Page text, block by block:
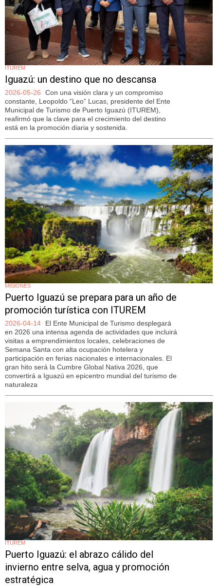
ITUREM
Iguazú: un destino que no descansa
2026-05-26
Con una visión clara y un compromiso
constante, Leopoldo “Leo” Lucas, presidente del Ente
Municipal de Turismo de Puerto Iguazú (ITUREM),
reafirmó que la clave para el crecimiento del destino
está en la promoción diaria y sostenida.
MISIONES
Puerto Iguazú se prepara para un año de
promoción turística con ITUREM
2026-04-14
El Ente Municipal de Turismo desplegará
en 2026 una intensa agenda de actividades que incluirá
visitas a emprendimientos locales, celebraciones de
Semana Santa con alta ocupación hotelera y
participación en ferias nacionales e internacionales. El
gran hito será la Cumbre Global Nativa 2026, que
convertirá a Iguazú en epicentro mundial del turismo de
naturaleza
ITUREM
Puerto Iguazú: el abrazo cálido del
invierno entre selva, agua y promoción
estratégica